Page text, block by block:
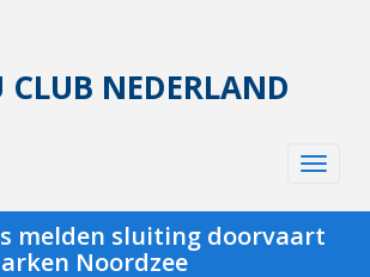
CLUB NEDERLAND
melden sluiting doorvaart
Noordzee